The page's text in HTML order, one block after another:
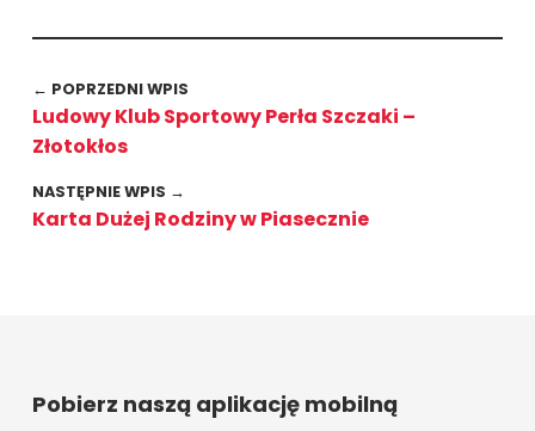
← POPRZEDNI WPIS
Ludowy Klub Sportowy Perła Szczaki –
Złotokłos
NASTĘPNIE WPIS →
Karta Dużej Rodziny w Piasecznie
Pobierz naszą aplikację mobilną